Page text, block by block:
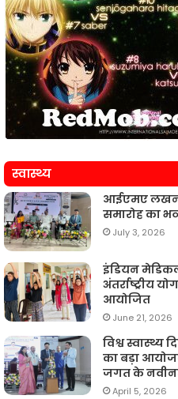
स्वास्थ्य
आईएमए लखनऊ
समारोह का
July 3, 2026
इंडियन
अंतर्राष्ट्रीय
आयोजित
June 21, 2026
विश्व
का बड़ा
जगत के
April 5, 2026